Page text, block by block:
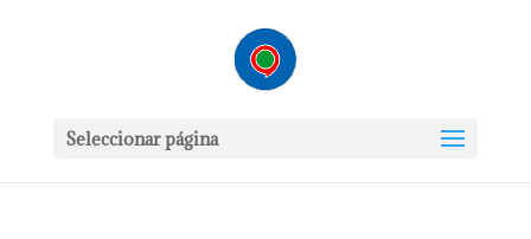
Seleccionar página